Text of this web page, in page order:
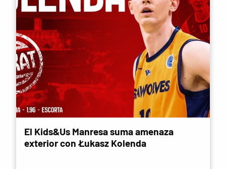
El Kids&Us Manresa suma amenaza
exterior con Łukasz Kolenda